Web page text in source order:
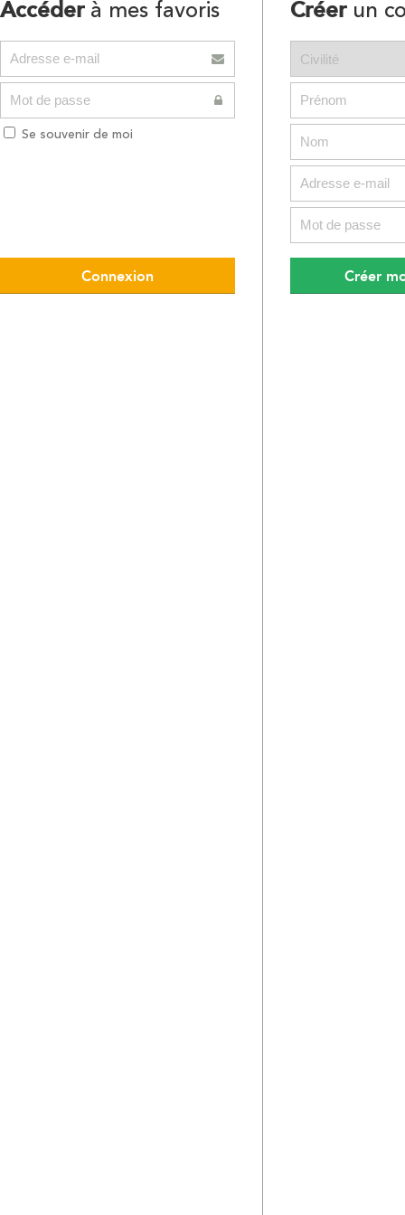
Accéderà mes favoris
Se souvenir de moi
Créerun